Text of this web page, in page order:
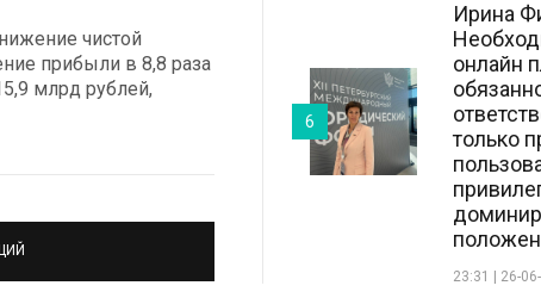
чистой
прибыли в 8,8 раза
млрд рублей,
Ирина
онлайн
только
23:31 | 26-
6